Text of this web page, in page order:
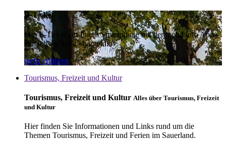
E-Ticket
Das E-Ticket auf Ihrem Smartphone mit der mobil info App -
einfach - schnell - bargeldlos
mehr erfahren
Tourismus, Freizeit und Kultur
Tourismus, Freizeit und Kultur Alles über Tourismus, Freizeit
und Kultur
Hier finden Sie Informationen und Links rund um die
Themen Tourismus, Freizeit und Ferien im Sauerland.